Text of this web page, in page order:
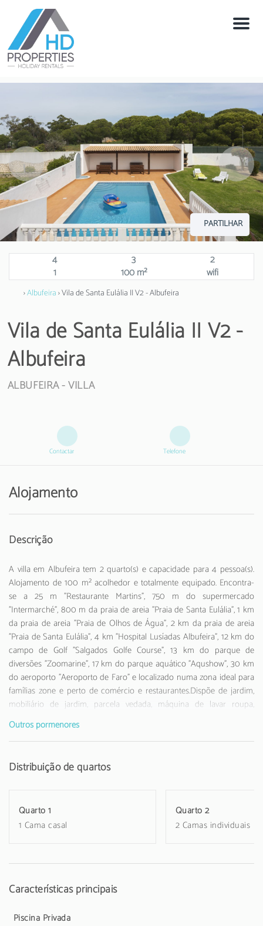
Menú
PARTILHAR
4 3
2
1
100 m² wifi
›Albufeira› Vila de Santa Eulália II V2 - Albufeira
Vila de Santa Eulália II V2 -
Albufeira
ALBUFEIRA -VILLA
Contactar Telefone
Alojamento
Descrição
A villa em Albufeira tem 2 quarto(s) e capacidade para 4 pessoa(s).
Alojamento de 100 m² acolhedor e totalmente equipado. Encontra-
se a 25 m "Restaurante Martins", 750 m do supermercado
"Intermarché", 800 m da praia de areia "Praia de Santa Eulália", 1 km
da praia de areia "Praia de Olhos de Água", 2 km da praia de areia
"Praia de Santa Eulália", 4 km "Hospital Lusíadas Albufeira", 12 km do
campo de Golf "Salgados Golfe Course", 13 km do parque de
diversões "Zoomarine", 17 km do parque aquático "Aqushow", 30 km
do aeroporto "Aeroporto de Faro" e localizado numa zona ideal para
famílias zone e perto de comércio e restaurantes.Dispõe de jardim,
mobiliário de jardim, parcela vedada, máquina de lavar roupa,
churrasqueira, ferro de engomar, cofre, acesso internet (wifi),
secador de cabelo, varanda, ar-condicionado em todo o alojamento,
piscina privada, estacionamento ao ar livre no mesmo edifício, 1
Dvd.A cozinha é independente, de gás, está equipada com frigorífico,
Outros pormenores
Distribuição de quartos
Quarto 1
1 Cama casal
Quarto 2
2 Camas individuais
Características principais
Piscina Privada